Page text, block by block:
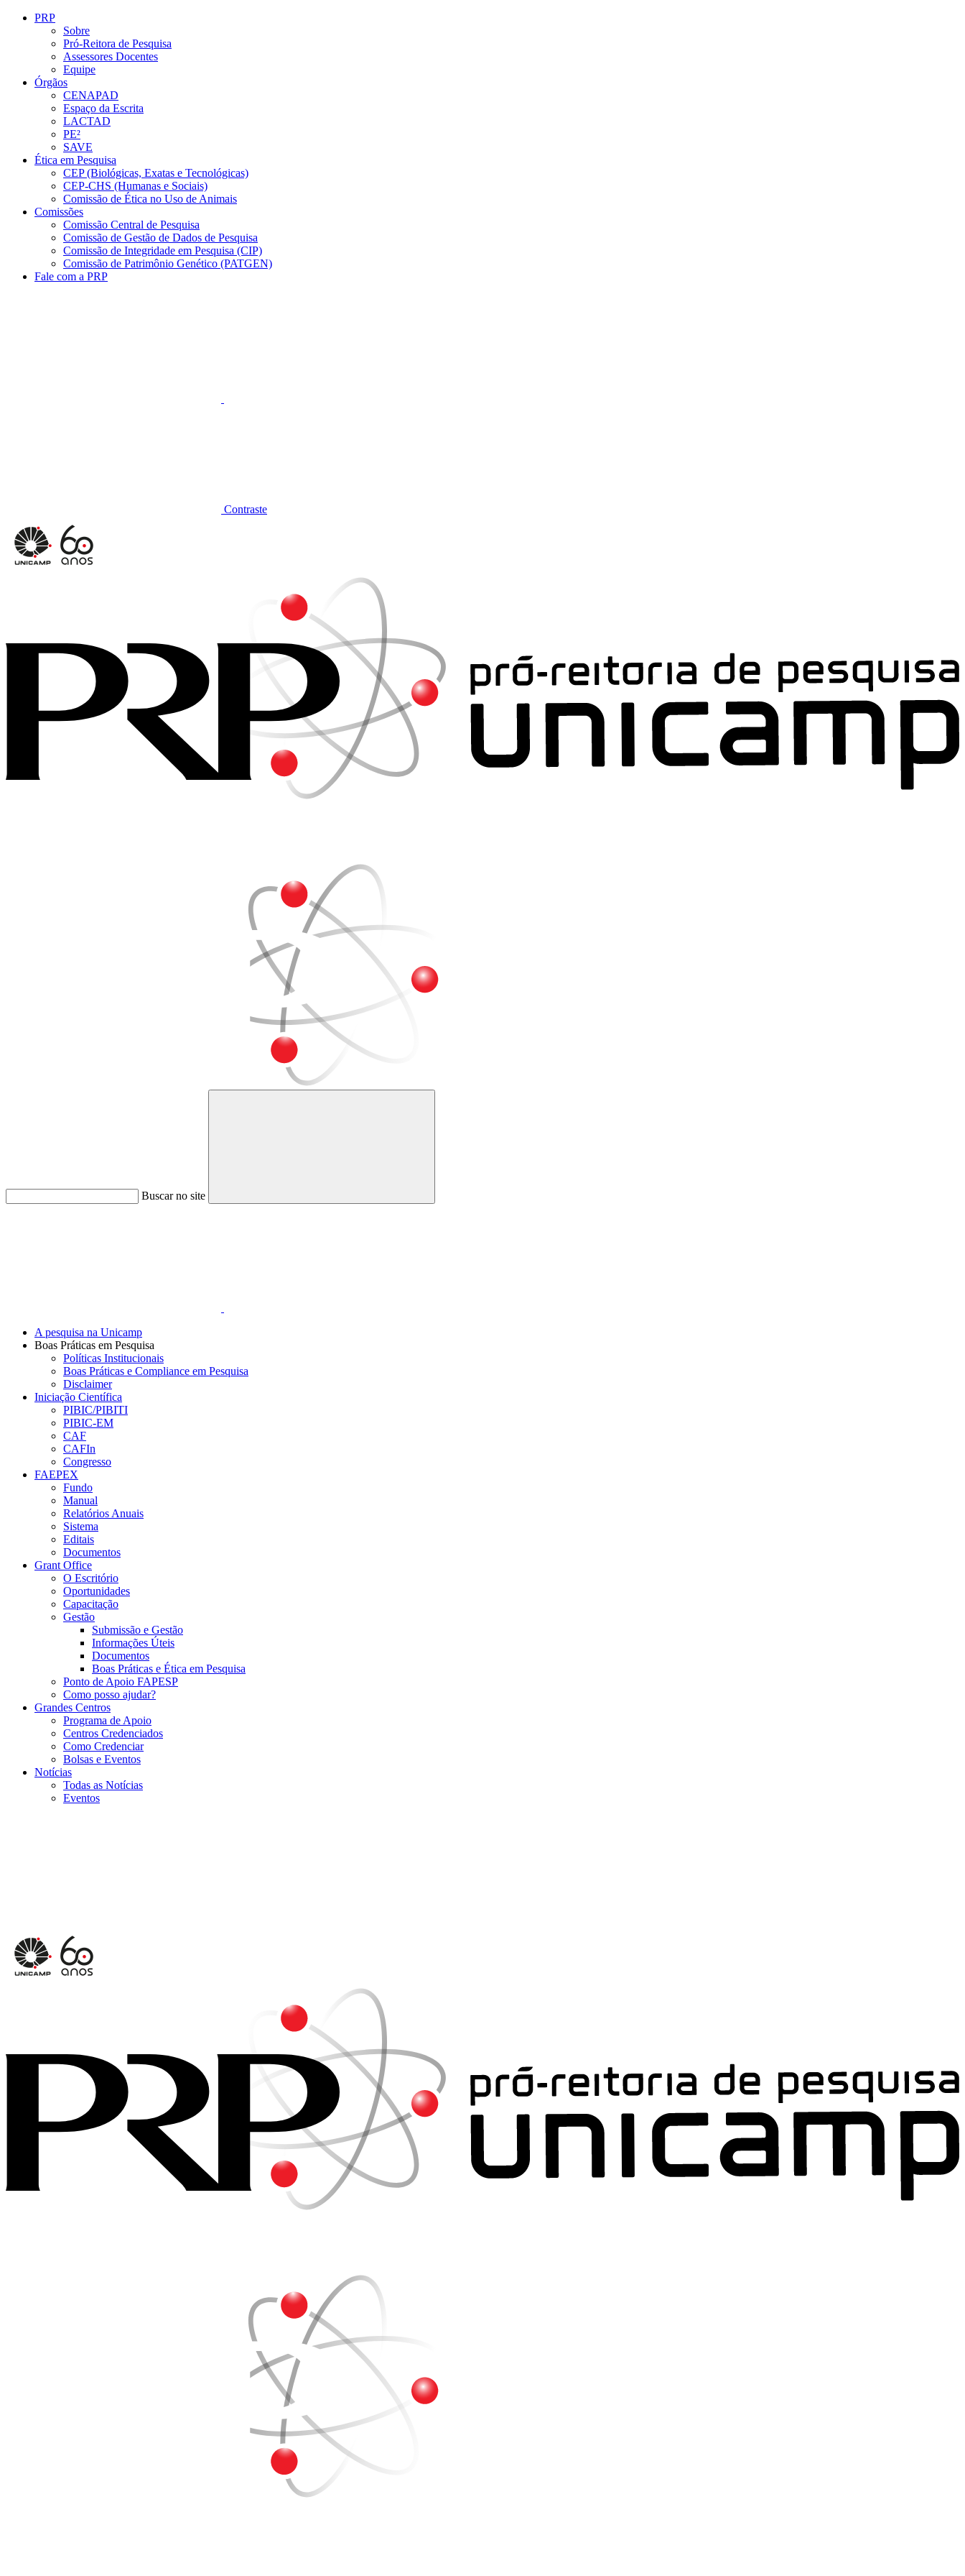
Conteúdo principal
PRP
Sobre
Pró-Reitora de Pesquisa
Assessores Docentes
Equipe
Órgãos
CENAPAD
Espaço da Escrita
LACTAD
PE²
SAVE
Ética em Pesquisa
CEP (Biológicas, Exatas e Tecnológicas)
CEP-CHS (Humanas e Sociais)
Comissão de Ética no Uso de Animais
Comissões
Comissão Central de Pesquisa
Comissão de Gestão de Dados de Pesquisa
Comissão de Integridade em Pesquisa (CIP)
Comissão de Patrimônio Genético (PATGEN)
Fale com a PRP
Contraste
Buscar no site
Buscar
A pesquisa na Unicamp
Boas Práticas em Pesquisa
Políticas Institucionais
Boas Práticas e Compliance em Pesquisa
Disclaimer
Iniciação Científica
PIBIC/PIBITI
PIBIC-EM
CAF
CAFIn
Congresso
FAEPEX
Fundo
Manual
Relatórios Anuais
Sistema
Editais
Documentos
Grant Office
O Escritório
Oportunidades
Capacitação
Gestão
Submissão e Gestão
Informações Úteis
Documentos
Boas Práticas e Ética em Pesquisa
Ponto de Apoio FAPESP
Como posso ajudar?
Grandes Centros
Programa de Apoio
Centros Credenciados
Como Credenciar
Bolsas e Eventos
Notícias
Todas as Notícias
Eventos